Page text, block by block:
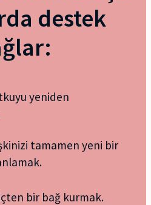
destek
yeniden
tamamen yeni bir
bir bağ kurmak.